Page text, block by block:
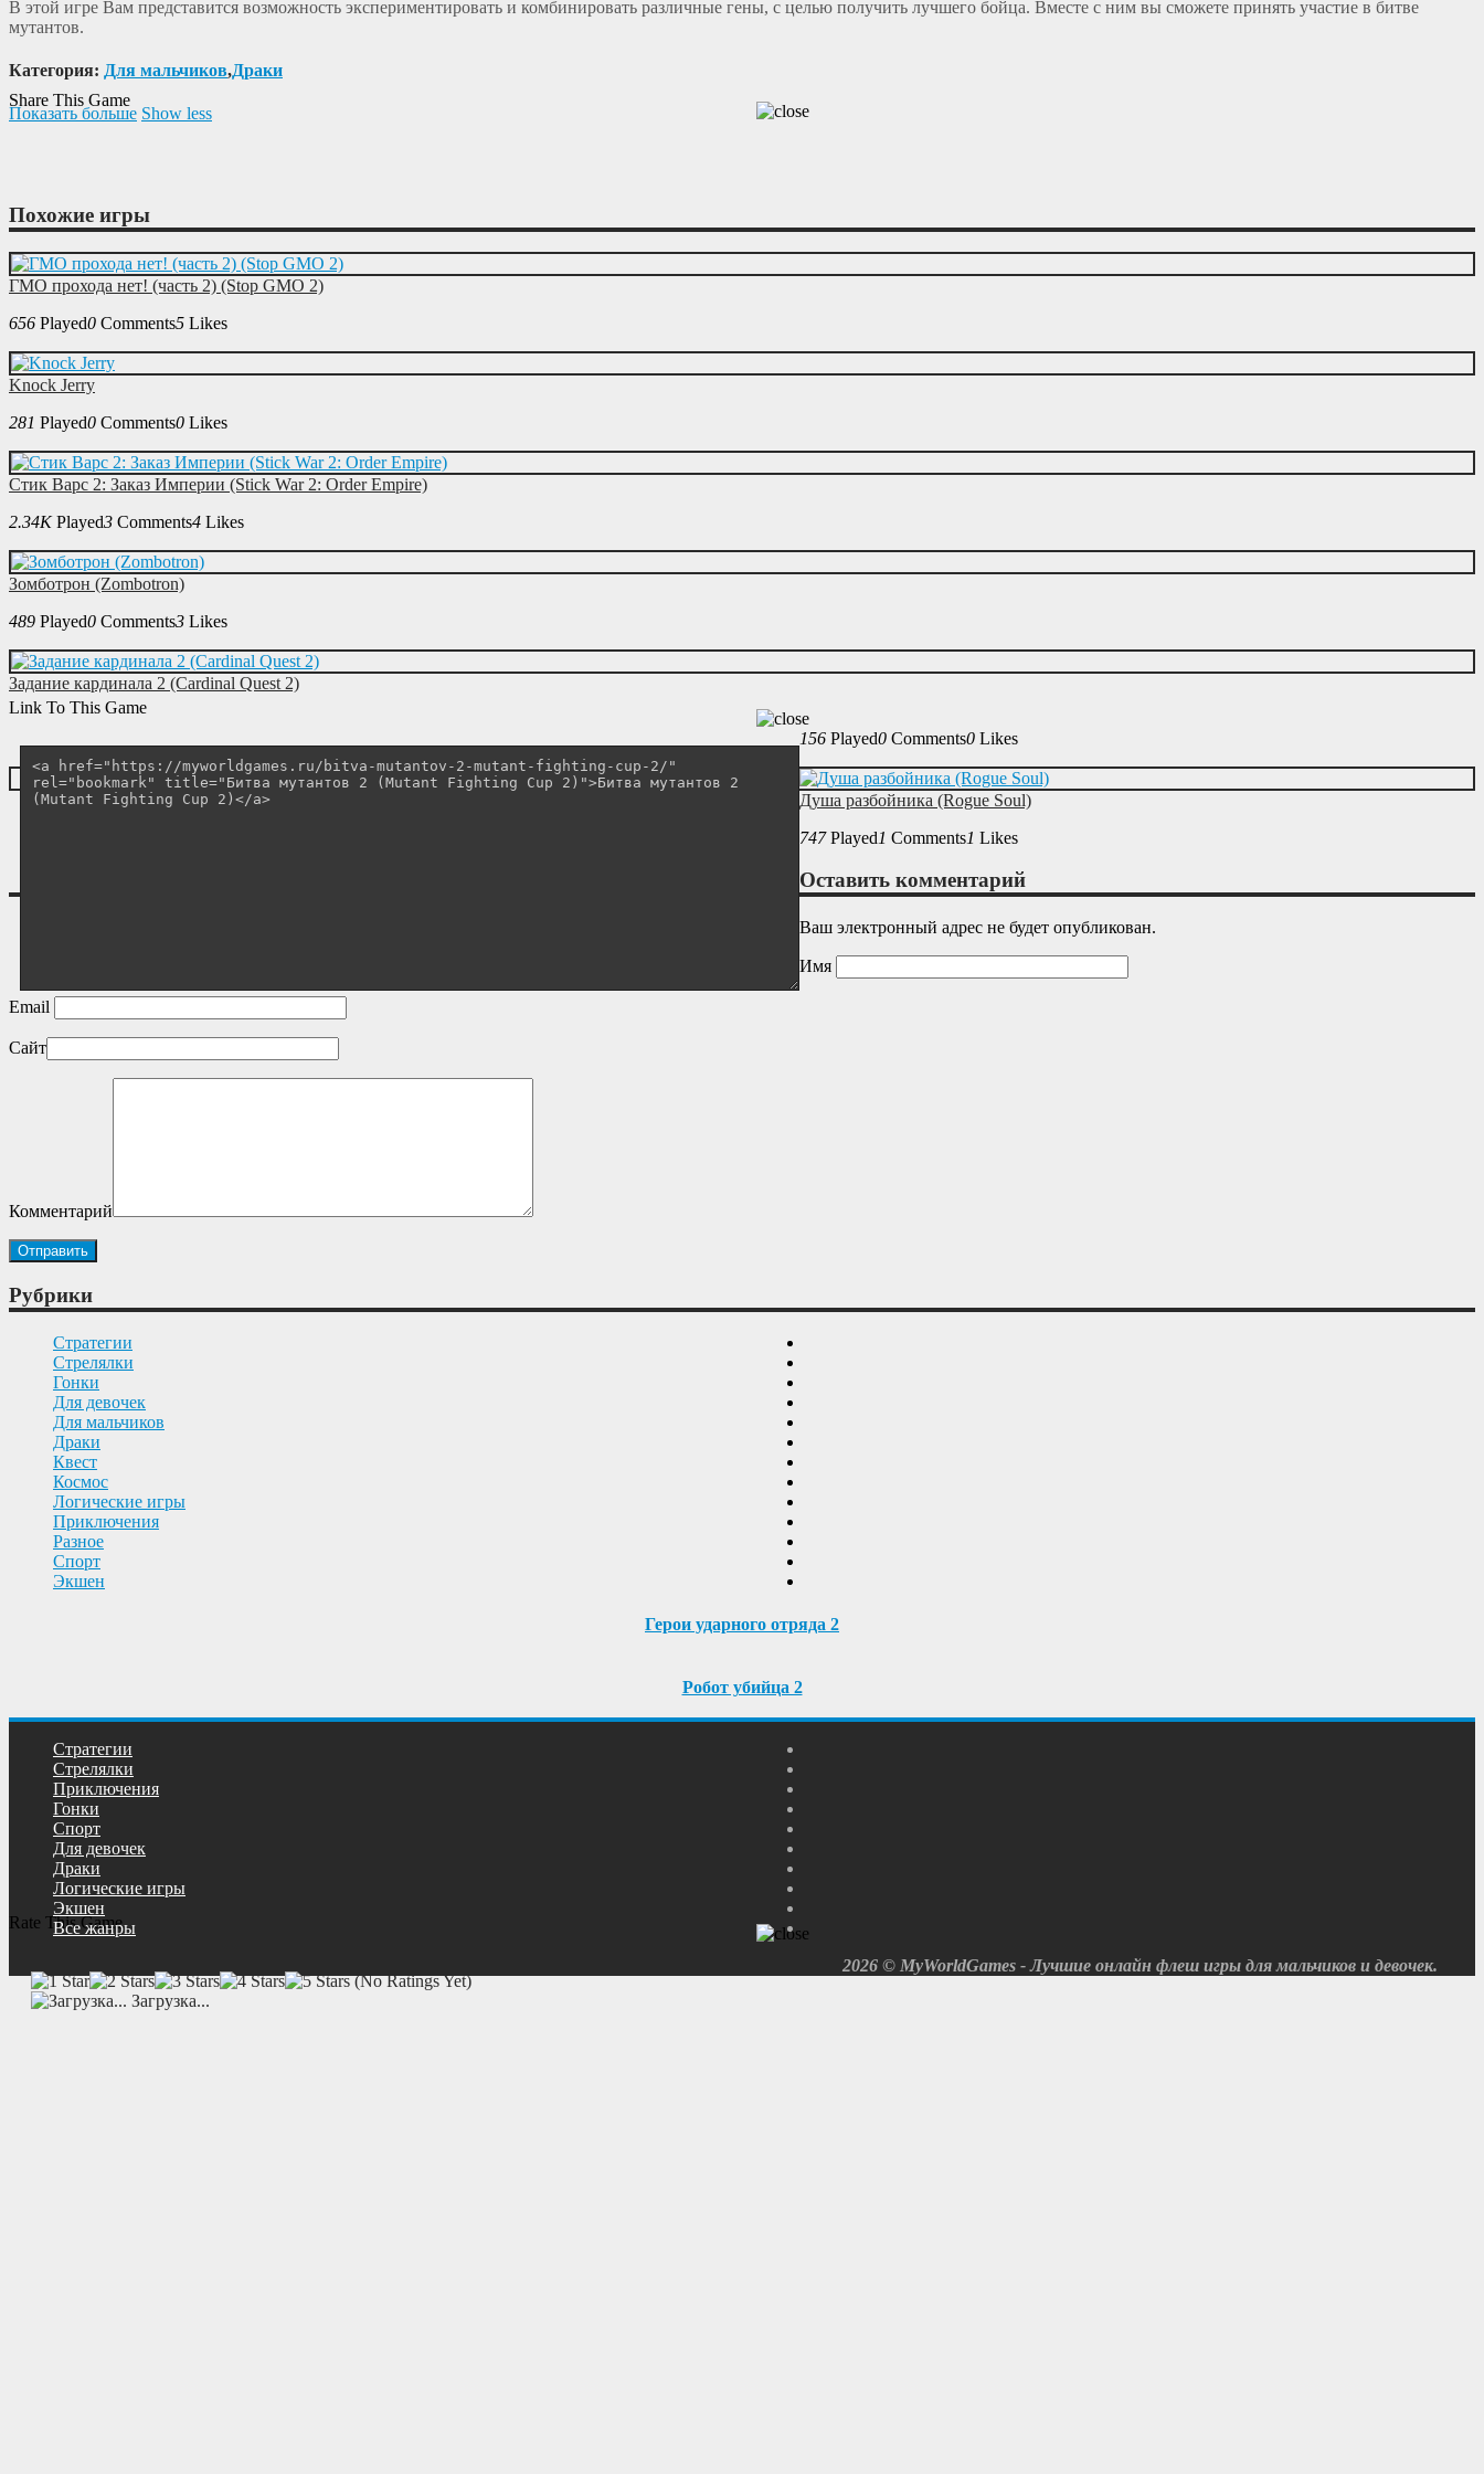
Share This Game
Link To This Game
Rate This Game
(No Ratings Yet)
Загрузка...
В этой игре Вам представится возможность экспериментировать и комбинировать различные гены, с целью получить лучшего бойца. Вместе с ним вы сможете принять участие в битве
мутантов.
Категория: Для мальчиков,Драки
Показать больше Show less
Похожие игры
ГМО прохода нет! (часть 2) (Stop GMO 2)
656 Played0 Comments5 Likes
Knock Jerry
281 Played0 Comments0 Likes
Стик Варс 2: Заказ Империи (Stick War 2: Order Empire)
2.34K Played3 Comments4 Likes
Зомботрон (Zombotron)
489 Played0 Comments3 Likes
Задание кардинала 2 (Cardinal Quest 2)
156 Played0 Comments0 Likes
Душа разбойника (Rogue Soul)
747 Played1 Comments1 Likes
Оставить комментарий
Ваш электронный адрес не будет опубликован.
Имя
Email
Сайт
Комментарий
Рубрики
Cтратегии
Cтрелялки
Гонки
Для девочек
Для мальчиков
Драки
Квест
Космос
Логические игры
Приключения
Разное
Спорт
Экшен
Герои ударного отряда 2
Робот убийца 2
Cтратегии
Cтрелялки
Приключения
Гонки
Спорт
Для девочек
Драки
Логические игры
Экшен
Все жанры
2026 © MyWorldGames - Лучшие онлайн флеш игры для мальчиков и девочек.